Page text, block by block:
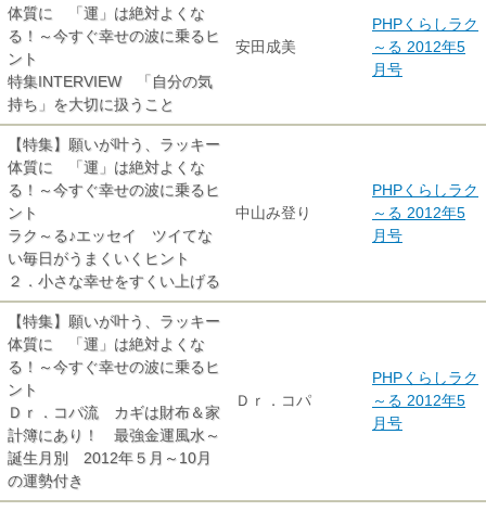
体質に 「運」は絶対よくな
る！～今すぐ幸せの波に乗るヒ
ント
特集INTERVIEW 「自分の気
持ち」を大切に扱うこと
安田成美
PHPくらしラク
～る 2012年5
月号
【特集】願いが叶う、ラッキー
体質に 「運」は絶対よくな
る！～今すぐ幸せの波に乗るヒ
ント
ラク～る♪エッセイ ツイてな
い毎日がうまくいくヒント
２．小さな幸せをすくい上げる
中山み登り
PHPくらしラク
～る 2012年5
月号
【特集】願いが叶う、ラッキー
体質に 「運」は絶対よくな
る！～今すぐ幸せの波に乗るヒ
ント
Ｄｒ．コパ流 カギは財布＆家
計簿にあり！ 最強金運風水～
誕生月別 2012年５月～10月
の運勢付き
Ｄｒ．コパ
PHPくらしラク
～る 2012年5
月号